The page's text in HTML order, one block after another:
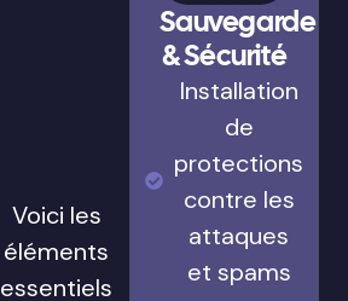
Voici les
éléments
essentiels
Sauvegarde
& Sécurité
Installation
de
protections
contre les
attaques
et spams